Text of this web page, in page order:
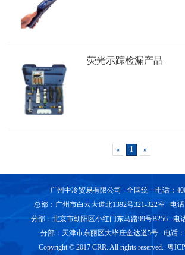
荧光示踪检漏产品
« 1 »
广州中冷贸易有限公司 全国统一电话：
总部：广州市白云大道北1392号321-322室 电话
分部：北京市朝阳区小红门东马路99号B256 电
分部：天津市东丽区大毕庄金达道5号 电话：
Copyright © 2017 CRR. All rights reserved. 粤